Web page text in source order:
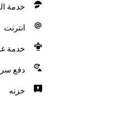
خدمة
انترنت
خدمة
دفع
خزنه